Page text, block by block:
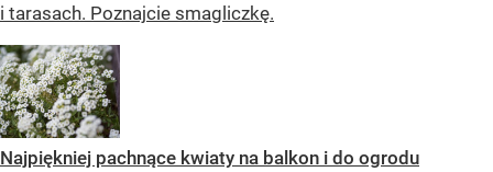
i tarasach. Poznajcie smagliczkę.
Najpiękniej pachnące kwiaty na balkon i do ogrodu